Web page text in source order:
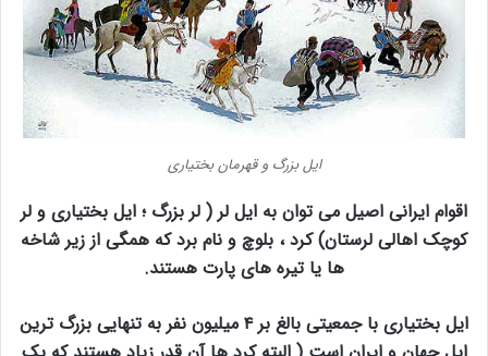
ایل بزرگ و قهرمان بختیاری
اقوام ایرانی اصیل می توان به ایل لر ( لر بزرگ ؛ ایل بختیاری و لر
کوچک اهالی لرستان) کرد ، بلوچ و نام برد که همگی از زیر شاخه
ها یا تیره های پارت هستند.
ایل بختیاری با جمعیتی بالغ بر ۴ میلیون نفر به تنهایی بزرگ ترین